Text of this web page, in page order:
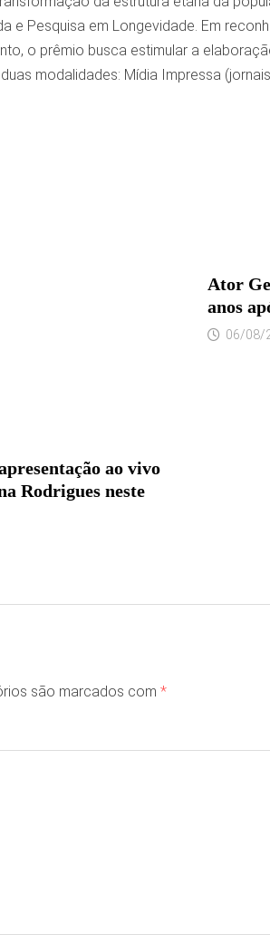
e Pesquisa em Longevidade. Em
o prêmio busca estimular a
modalidades: Mídia Impressa
ao vivo
Rodrigues neste
Ator
anos
06/08/
são marcados com *